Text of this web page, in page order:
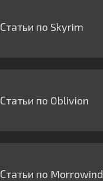
Статьи по Skyrim
Статьи по Oblivion
Статьи по Morrowind